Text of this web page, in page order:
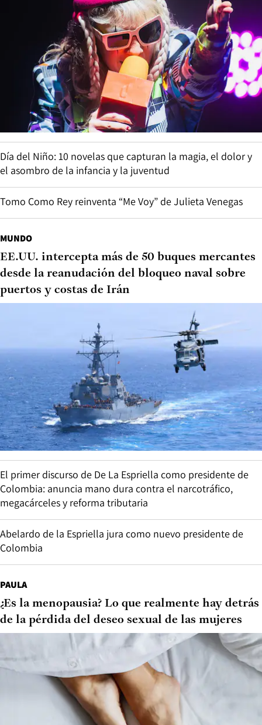
Día del Niño: 10 novelas que capturan la magia, el dolor y
el asombro de la infancia y la juventud
Tomo Como Rey reinventa “Me Voy” de Julieta Venegas
MUNDO
EE.UU. intercepta más de 50 buques mercantes
desde la reanudación del bloqueo naval sobre
puertos y costas de Irán
El primer discurso de De La Espriella como presidente de
Colombia: anuncia mano dura contra el narcotráfico,
megacárceles y reforma tributaria
Abelardo de la Espriella jura como nuevo presidente de
Colombia
PAULA
¿Es la menopausia? Lo que realmente hay detrás
de la pérdida del deseo sexual de las mujeres